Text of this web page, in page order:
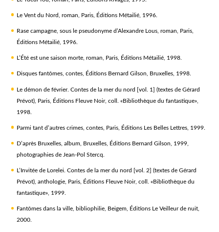
Le Vent du Nord , roman, Paris, Éditions Métailié, 1996.
Rase campagne, sous le pseudonyme d’Alexandre Lous, roman, Paris,
Éditions Métailié, 1996.
L’Été est une saison morte, roman, Paris, Éditions Métailié, 1998.
Disques fantômes, contes, Éditions Bernard Gilson, Bruxelles, 1998.
Le démon de février. Contes de la mer du nord [vol. 1] (textes de Gérard
Prévot), Paris, Éditions Fleuve Noir, coll. «Bibliothèque du fantastique»,
1998.
Parmi tant d’autres crimes, contes, Paris, Éditions Les Belles Lettres, 1999.
D’après Bruxelles, album, Bruxelles, Éditions Bernard Gilson, 1999,
photographies de Jean-Pol Stercq.
L’Invitée de Lorelei. Contes de la mer du nord [vol. 2]
(textes de Gérard
Prévot), anthologie, Paris, Éditions Fleuve Noir, coll. «Bibliothèque du
fantastique», 1999.
Fantômes dans la ville, bibliophilie, Beigem, Éditions Le Veilleur de nuit,
2000.